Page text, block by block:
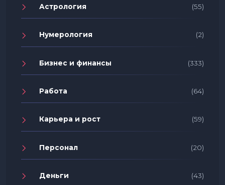
Астрология (55)
Нумерология (2)
Бизнес и финансы (333)
Работа (64)
Карьера и рост (59)
Персонал (20)
Деньги (43)